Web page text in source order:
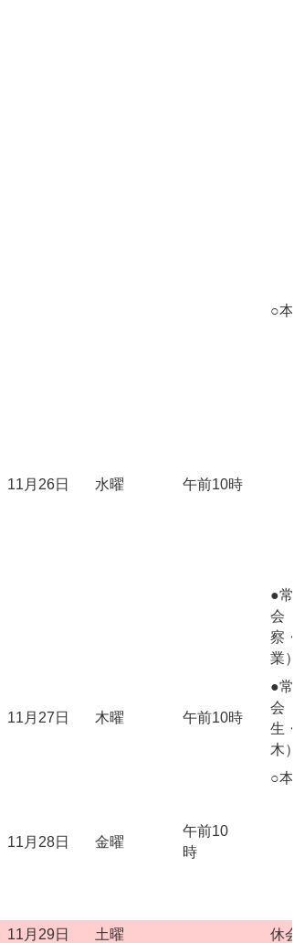
11月26日 水曜 午前10時
○本
●常
会
察
業）
11月27日 木曜 午前10時
●常
会
生
木）
11月28日 金曜
午前10
時
○本
11月29日 土曜
休会